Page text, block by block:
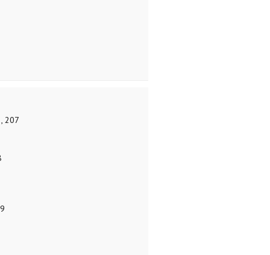
207